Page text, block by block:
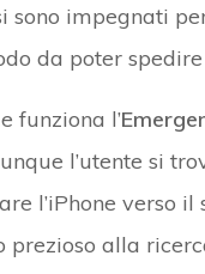
sono impegnati
da poter
funziona l’
l’utente si
l’iPhone verso
prezioso alla